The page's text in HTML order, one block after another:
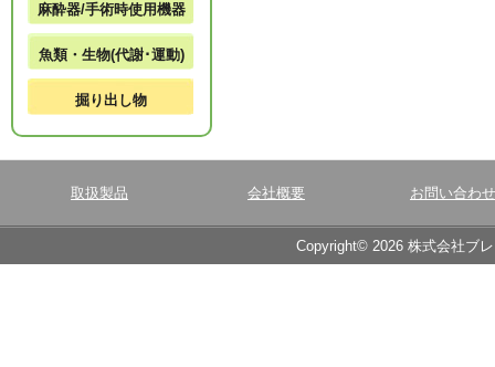
麻酔器/手術時使用機器
魚類・生物(代謝･運動)
掘り出し物
取扱製品 会社概要 お問い合わせ
Copyright© 2026 株式会社ブ